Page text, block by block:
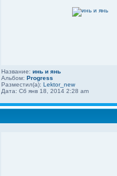
Название: инь и янь
Альбом: Progress
Разместил(а): Lektor_new
Дата: Сб янв 18, 2014 2:28 am